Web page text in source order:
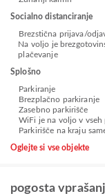
Socialno distanciranje
Brezstična prijava/
Na voljo je
plačevanje
Splošno
Parkiranje
Brezplačno parkiranje
Zasebno parkirišče
WiFi je na voljo v vseh
Parkirišče na kraju
Oglejte si vse objekte
pogosta